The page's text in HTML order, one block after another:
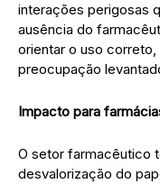
interações perigosas
ausência do
orientar o uso
preocupação
Impacto para
O setor farmacêutico
desvalorização do